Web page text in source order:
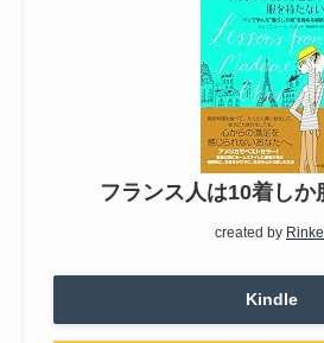
フランス人は10着しか
created by
Kindle